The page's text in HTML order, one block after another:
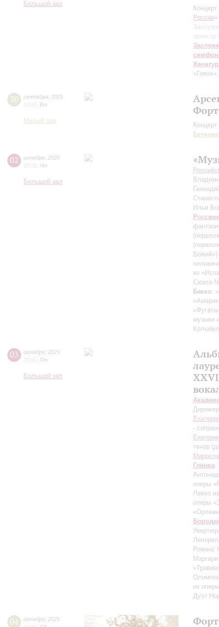
Большой зал
России»
30 сентября 2025
19:00 Вт
Малый зал
02 октября 2025
20:00 Чт
Большой зал
Илья
Божий»)
из
Сюита
Бакко:
музыки
03 октября 2025
20:00 Пт
Большой зал
-
тенор
Глинка:
оперы
Левко
оперы
Романс
из
Дуэт
04 октября 2025